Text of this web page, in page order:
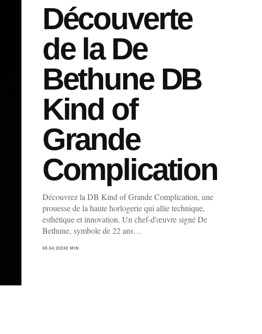
Découverte
de la De
Bethune DB
Kind of
Grande
Complication
Découvrez la DB Kind of Grande Complication, une
prouesse de la haute horlogerie qui allie technique,
esthétique et innovation. Un chef-d'œuvre signé De
Bethune, symbole de 22 ans…
08.04.20242 MIN